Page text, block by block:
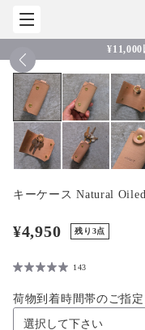
キーケース Natural
¥4,950 残り3点
143
荷物到着時間帯のご指定